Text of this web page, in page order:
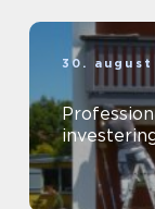
30. august